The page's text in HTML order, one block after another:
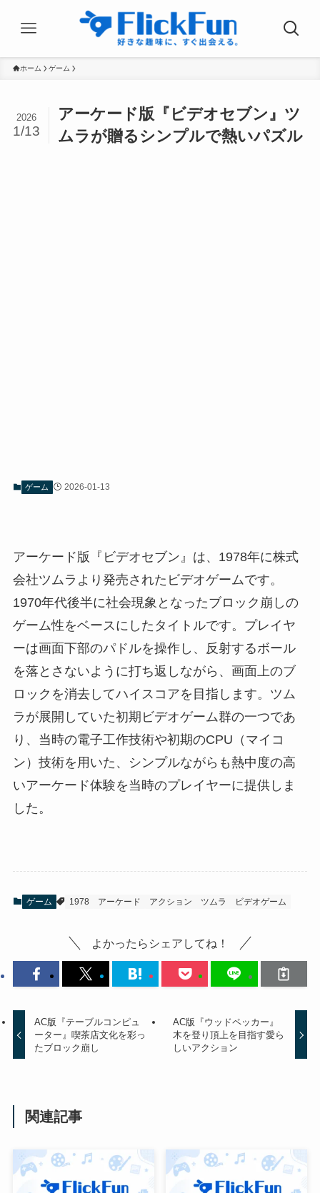
ホーム ゲーム
アーケード版『ビデオセブン』ツ
ムラが贈るシンプルで熱いパズル
2026
1/13
ゲーム 2026-01-13
アーケード版『ビデオセブン』は、1978年に株式
会社ツムラより発売されたビデオゲームです。
1970年代後半に社会現象となったブロック崩しの
ゲーム性をベースにしたタイトルです。プレイヤ
ーは画面下部のパドルを操作し、反射するボール
を落とさないように打ち返しながら、画面上のブ
ロックを消去してハイスコアを目指します。ツム
ラが展開していた初期ビデオゲーム群の一つであ
り、当時の電子工作技術や初期のCPU（マイコ
ン）技術を用いた、シンプルながらも熱中度の高
いアーケード体験を当時のプレイヤーに提供しま
した。
ゲーム 1978 アーケード アクション ツムラ ビデオゲーム
よかったらシェアしてね！
AC版『テーブルコンピュ
ーター』喫茶店文化を彩っ
たブロック崩し
AC版『ウッドペッカー』
木を登り頂上を目指す愛ら
しいアクション
関連記事